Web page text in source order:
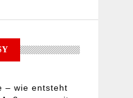
– wie entsteht